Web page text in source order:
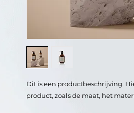
Dit is een productbeschrijving.
product, zoals de maat, het